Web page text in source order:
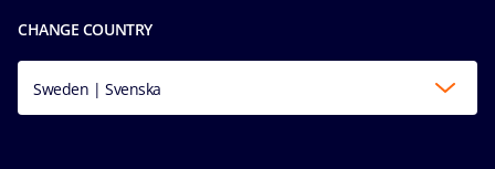
CHANGE COUNTRY
Sweden | Svenska